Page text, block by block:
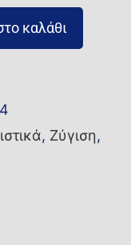
καλάθι
, Ζύγιση,